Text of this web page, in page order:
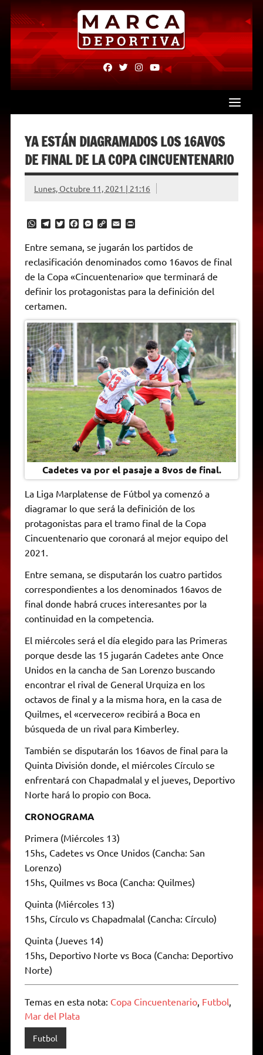
Skip
content
fab
fa-
fab
fa-
fab fab
YA ESTÁN DIAGRAMADOS LOS 16AVOS
DE FINAL DE LA COPA CINCUENTENARIO
Lunes, Octubre 11, 2021 | 21:16
W
a
t
s
A
p
p
T
e
g
r
a
m
T
t
t
r
F
e
b
o
o
k
M
s
e
g
e
r
C
y
L
n
k
E
a
i
l
P
n
t
r
i
d
l
y
Entre semana, se jugarán los partidos de
reclasificación denominados como 16avos de final
de la Copa «Cincuentenario» que terminará de
definir los protagonistas para la definición del
certamen.
Cadetes va por el pasaje a 8vos de final.
La Liga Marplatense de Fútbol ya comenzó a
diagramar lo que será la definición de los
protagonistas para el tramo final de la Copa
Cincuentenario que coronará al mejor equipo del
2021.
Entre semana, se disputarán los cuatro partidos
correspondientes a los denominados 16avos de
final donde habrá cruces interesantes por la
continuidad en la competencia.
El miércoles será el día elegido para las Primeras
porque desde las 15 jugarán Cadetes ante Once
Unidos en la cancha de San Lorenzo buscando
encontrar el rival de General Urquiza en los
octavos de final y a la misma hora, en la casa de
Quilmes, el «cervecero» recibirá a Boca en
búsqueda de un rival para Kimberley.
También se disputarán los 16avos de final para la
Quinta División donde, el miércoles Círculo se
enfrentará con Chapadmalal y el jueves, Deportivo
Norte hará lo propio con Boca.
CRONOGRAMA
Primera (Miércoles 13)
15hs, Cadetes vs Once Unidos (Cancha: San
Lorenzo)
15hs, Quilmes vs Boca (Cancha: Quilmes)
Quinta (Miércoles 13)
15hs, Círculo vs Chapadmalal (Cancha: Círculo)
Quinta (Jueves 14)
15hs, Deportivo Norte vs Boca (Cancha: Deportivo
Norte)
Temas en esta nota: Copa Cincuentenario, Futbol,
Mar del Plata
Futbol